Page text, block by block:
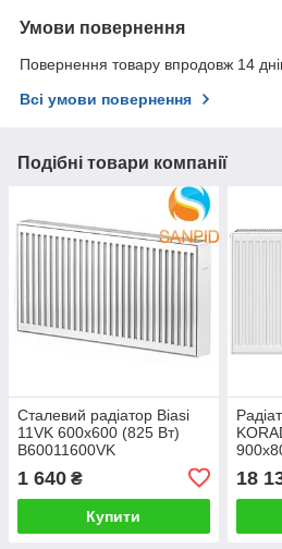
Умови повернення
Повернення товару впродовж 14
Всі умови повернення
Подібні товари компанії
Сталевий радіатор Biasi
11VK 600x600 (825 Вт)
B60011600VK
1 640 ₴
Купити
18